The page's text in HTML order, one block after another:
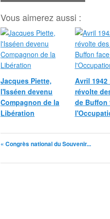
Vous aimerez aussi :
Jacques Piette,
l'Isséen devenu
Compagnon de la
Libération
Avril 1942
révolte
de Buffon
« Congrès national du Souvenir...